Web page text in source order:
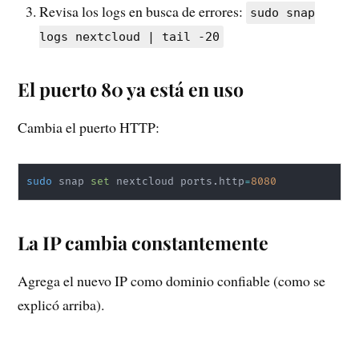
Revisa los logs en busca de errores:
sudo snap
logs nextcloud | tail -20
El puerto 80 ya está en uso
Cambia el puerto HTTP:
sudo snap set nextcloud ports.http=8080
La IP cambia constantemente
Agrega el nuevo IP como dominio confiable (como se
explicó arriba).